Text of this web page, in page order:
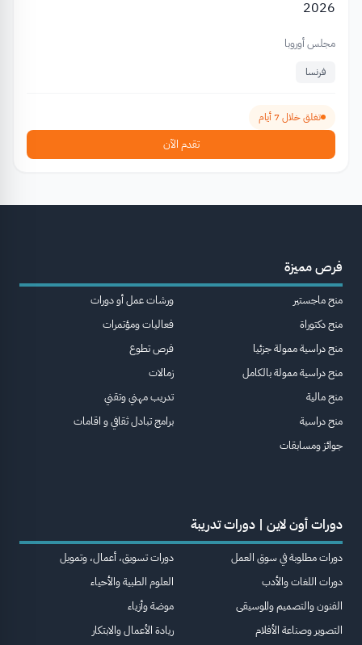
2026
مجلس أوروبا
فرنسا
تغلق خلال 7 أيام
تقدم الآن
فرص مميزة
منح ماجستير
منح دكتوراة
منح دراسية ممولة جزئيا
منح دراسية ممولة بالكامل
منح مالية
منح دراسية
جوائز ومسابقات
ورشات عمل أو دورات
فعاليات ومؤتمرات
فرص تطوع
زمالات
تدريب مهني وتقني
برامج تبادل ثقافي و اقامات
دورات أون لاين | دورات تدريبة
دورات مطلوبة في سوق العمل
دورات اللغات والأدب
الفنون والتصميم والموسيقى
التصوير وصناعة الأفلام
دورات تسويق، أعمال، وتمويل
العلوم الطبية والأحياء
موضة وأزياء
ريادة الأعمال والابتكار